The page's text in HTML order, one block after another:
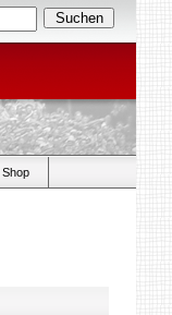
Shop